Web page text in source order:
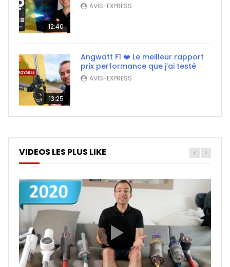
12:40
AVIS-EXPRESS
13:25
Angwatt F1 ❤️ Le meilleur rapport
prix performance que j’ai testé
AVIS-EXPRESS
VIDEOS LES PLUS LIKE